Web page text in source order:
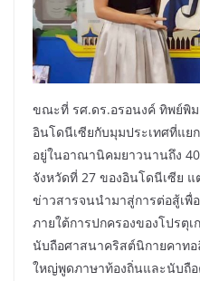
ขณะที่ รศ.ดร.อรอนงค์ ทิพย์พิ
อินโดนีเซียกับมุมประเทศที่แย
อยู่ในอาณานิคมยาวนานถึง
จังหวัดที่ 27 ของอินโดนีเซีย
ข่าวสารจนนำมาสู่การต่อสู้เพื่
ภายใต้การปกครองของโปรตุ
นับถือศาสนาคริสต์นิกายคาท
ใหญ่พูดภาษาท้องถิ่นและนับถื